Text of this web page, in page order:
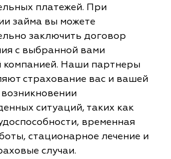
платежей. При
займа вы можете
заключить договор
с выбранной вами
компанией. Наши партнеры
страхование вас и вашей
ситуаций, таких как
временная
стационарное лечение и
случаи.